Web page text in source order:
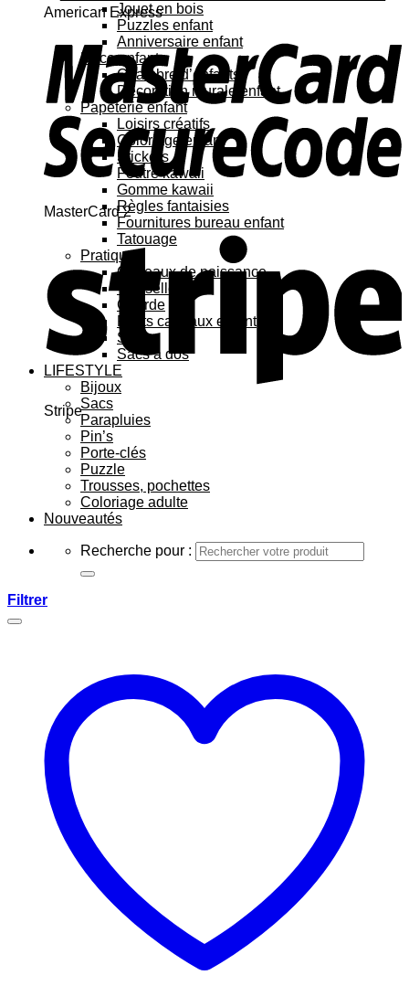
American Express
MasterCard 2
Stripe
Jouet en bois
Puzzles enfant
Anniversaire enfant
Déco enfant
Chambre d’enfants
Décoration murale enfant
Papeterie enfant
Loisirs créatifs
Coloriage enfant
Stickers
Feutre kawaii
Gomme kawaii
Règles fantaisies
Fournitures bureau enfant
Tatouage
Pratique
Cadeaux de naissance
Vaisselle
Gourde
Petits cadeaux enfant
Sacs
Sacs à dos
LIFESTYLE
Bijoux
Sacs
Parapluies
Pin’s
Porte-clés
Puzzle
Trousses, pochettes
Coloriage adulte
Nouveautés
Recherche pour :
Filtrer